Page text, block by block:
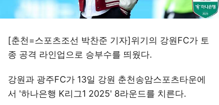
[춘천=스포츠조선 박찬준 기자]위기의 강원FC가 토
종 공격 라인업으로 승부수를 띄웠다.
강원과 광주FC가 13일 강원 춘천송암스포츠타운에
서 '하나은행 K리그1 2025' 8라운드를 치른다.